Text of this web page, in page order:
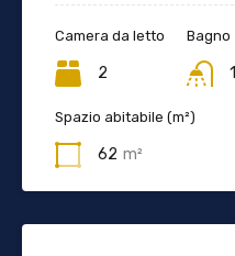
Camera da letto
2
Bagno
1
Spazio abitabile (m²)
62 m²